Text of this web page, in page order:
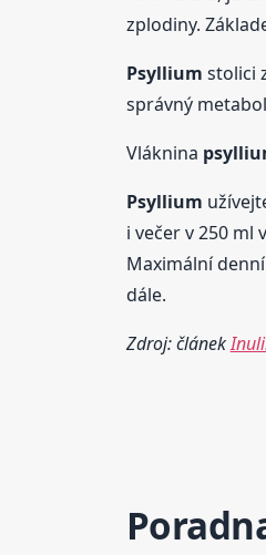
zplodiny.
Psyllium stolici
správný
Vláknina
Psyllium
i večer v 250 ml
Maximální
dále.
Zdroj: článek